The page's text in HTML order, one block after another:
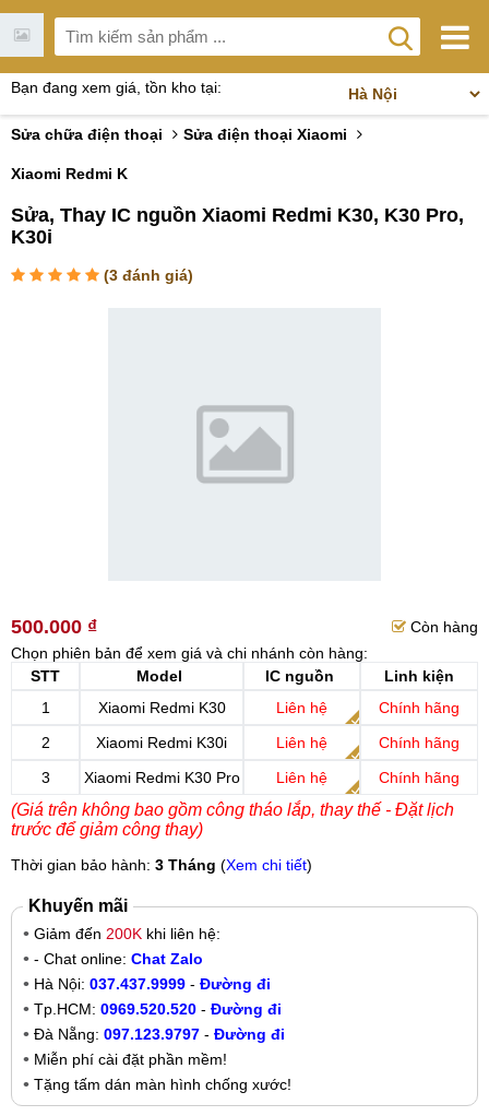
Bạn đang xem giá, tồn kho tại:
Sửa chữa điện thoại Sửa điện thoại Xiaomi
Xiaomi Redmi K
Sửa, Thay IC nguồn Xiaomi Redmi K30, K30 Pro,
K30i
(3 đánh giá)
500.000 ₫
Còn hàng
Chọn phiên bản để xem giá và chi nhánh còn hàng:
STT
Model IC nguồn
Linh kiện
1
Xiaomi Redmi K30 Liên hệ
Chính hãng
2
Xiaomi Redmi K30i Liên hệ
Chính hãng
3
Xiaomi Redmi K30 Pro Liên hệ Chính hãng
(Giá trên không bao gồm công tháo lắp, thay thế - Đặt lịch
trước để giảm công thay)
Thời gian bảo hành: 3 Tháng (Xem chi tiết)
Khuyến mãi
Giảm đến 200K khi liên hệ:
- Chat online: Chat Zalo
Hà Nội: 037.437.9999 - Đường đi
Tp.HCM: 0969.520.520 - Đường đi
Đà Nẵng: 097.123.9797 - Đường đi
Miễn phí cài đặt phần mềm!
Tặng tấm dán màn hình chống xước!